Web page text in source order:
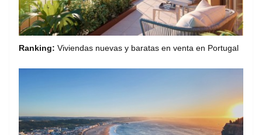
Ranking: Viviendas nuevas y baratas en venta en Portugal